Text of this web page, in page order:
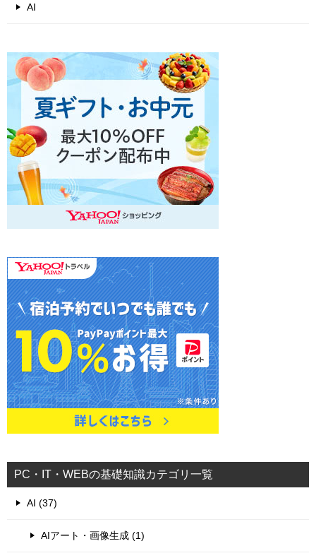
AI
PC・IT・WEBの基礎知識カテゴリ一覧
AI (37)
AIアート・画像生成 (1)